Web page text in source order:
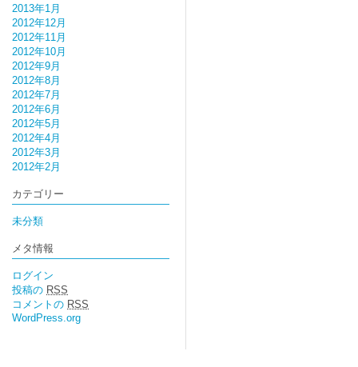
2013年1月
2012年12月
2012年11月
2012年10月
2012年9月
2012年8月
2012年7月
2012年6月
2012年5月
2012年4月
2012年3月
2012年2月
カテゴリー
未分類
メタ情報
ログイン
投稿の RSS
コメントの RSS
WordPress.org